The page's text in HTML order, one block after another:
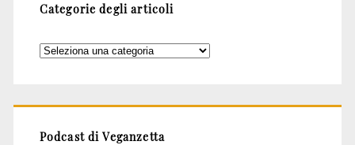
Categorie degli articoli
Categorie
Podcast di Veganzetta